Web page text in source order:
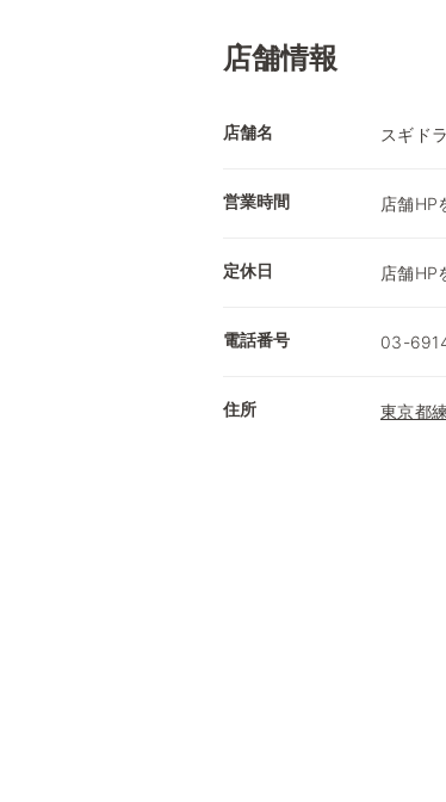
店舗情報
店舗名 スギド
営業時間 店舗HP
定休日 店舗HP
電話番号 03-
住所 東京都